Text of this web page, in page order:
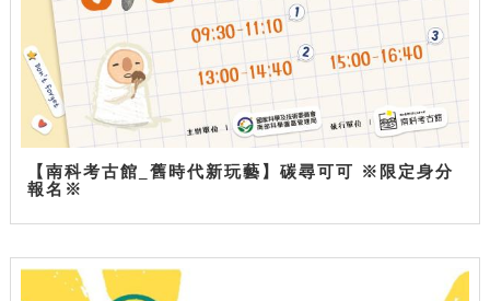
【南科考古館_舊時代新玩藝】碳尋可可 ※限定身分
報名※